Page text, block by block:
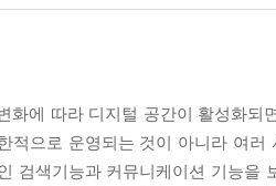
화에 따라 디지털 공간이 활성화되
적으로 운영되는 것이 아니라 여
검색기능과 커뮤니케이션 기능을